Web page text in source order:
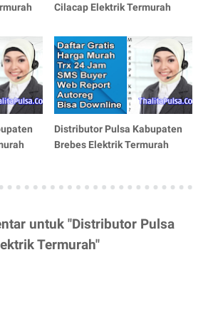
Cilacap Elektrik Termurah
Distributor Pulsa Kabupaten
Brebes Elektrik Termurah
untuk "Distributor Pulsa
Termurah"